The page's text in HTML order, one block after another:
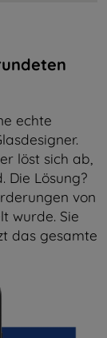
echte
löst sich ab,
Die Lösung?
von
wurde. Sie
das gesamte